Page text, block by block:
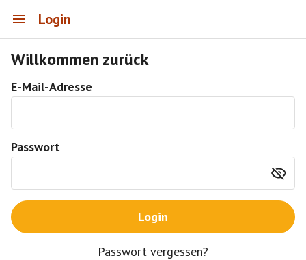
Login
Willkommen zurück
E-Mail-Adresse
Passwort
Login
Passwort vergessen?